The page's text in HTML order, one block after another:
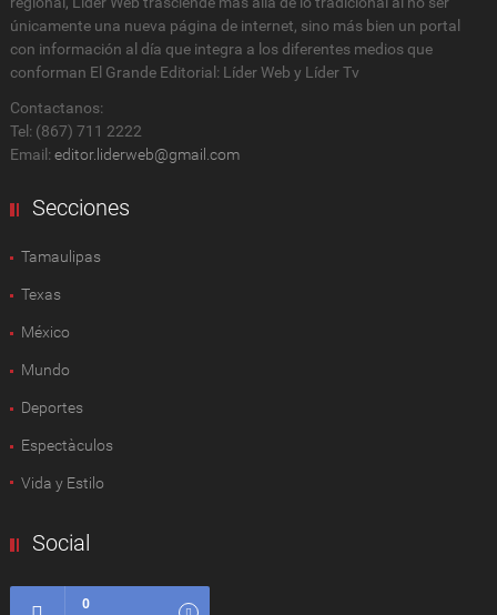
únicamente una nueva página de internet, sino más bien un portal
con información al día que integra a los diferentes medios que
conforman El Grande Editorial: Líder Web y Líder Tv
Contactanos:
Tel: (867) 711 2222
Email: editor.liderweb@gmail.com
Secciones
Tamaulipas
Texas
México
Mundo
Deportes
Espectàculos
Vida y Estilo
Social
0